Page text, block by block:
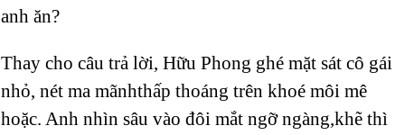
anh ăn?
Thay cho câu trả lời, Hữu Phong ghé mặt sát cô gái
nhỏ, nét ma mãnhthấp thoáng trên khoé môi mê
hoặc. Anh nhìn sâu vào đôi mắt ngỡ ngàng,khẽ thì